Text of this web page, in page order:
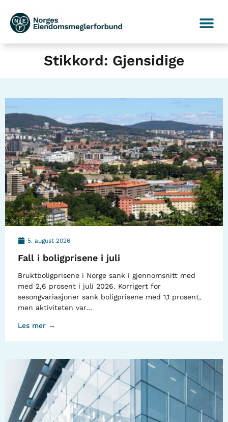
Stikkord: Gjensidige
5. august 2026
Fall i boligprisene i juli
Bruktboligprisene i Norge sank i gjennomsnitt med
med 2,6 prosent i juli 2026. Korrigert for
sesongvariasjoner sank boligprisene med 1,1 prosent,
men aktiviteten var…
Les mer →